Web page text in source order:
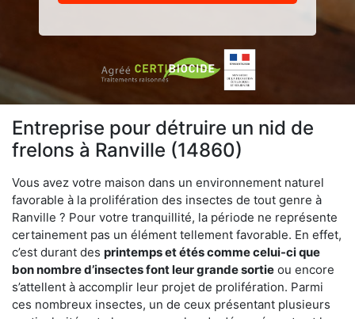
Entreprise pour détruire un nid de
frelons à Ranville (14860)
Vous avez votre maison dans un environnement naturel
favorable à la prolifération des insectes de tout genre à
Ranville ? Pour votre tranquillité, la période ne représente
certainement pas un élément tellement favorable. En effet,
c’est durant des printemps et étés comme celui-ci que
bon nombre d’insectes font leur grande sortie ou encore
s’attellent à accomplir leur projet de prolifération. Parmi
ces nombreux insectes, un de ceux présentant plusieurs